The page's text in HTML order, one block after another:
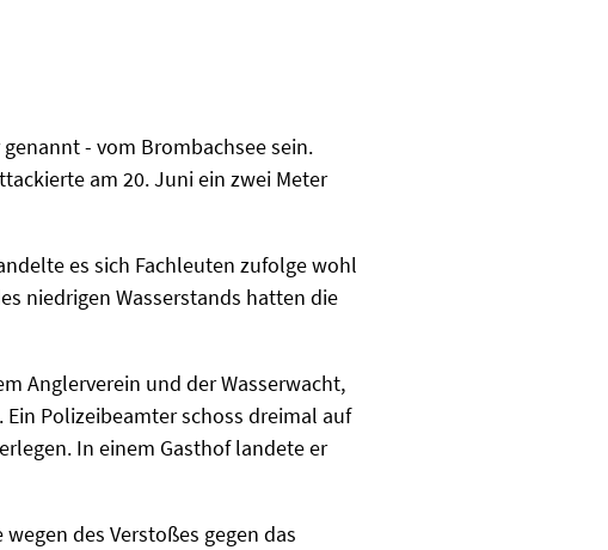
- vom Brombachsee sein.
am 20. Juni ein zwei Meter
es sich Fachleuten zufolge wohl
niedrigen Wasserstands hatten die
Anglerverein und der Wasserwacht,
Polizeibeamter schoss dreimal auf
In einem Gasthof landete er
des Verstoßes gegen das